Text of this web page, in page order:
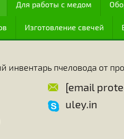
интеллекта, и с этой точки
их занимает по весу только
или инстинкту (по
развитым чувством
эти насекомые могут
расположения этих
улья и даже расстояние
нектара и пыльцы в
все секреты пчел, так чтобы
в воск, настолько сложный